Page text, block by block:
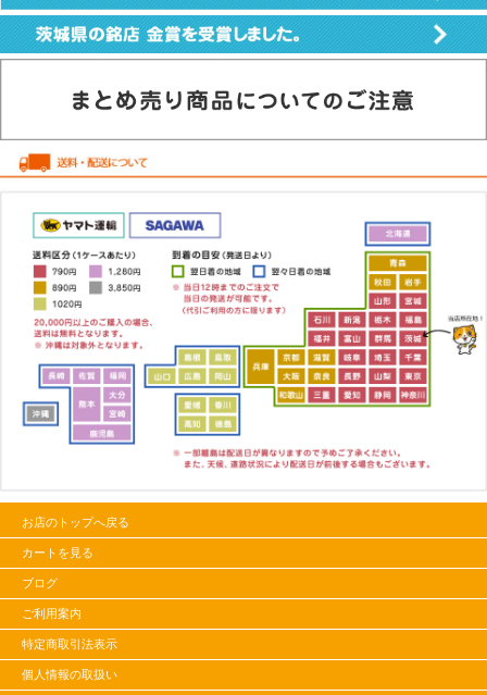
お店のトップへ戻る
カートを見る
ブログ
ご利用案内
特定商取引法表示
個人情報の取扱い